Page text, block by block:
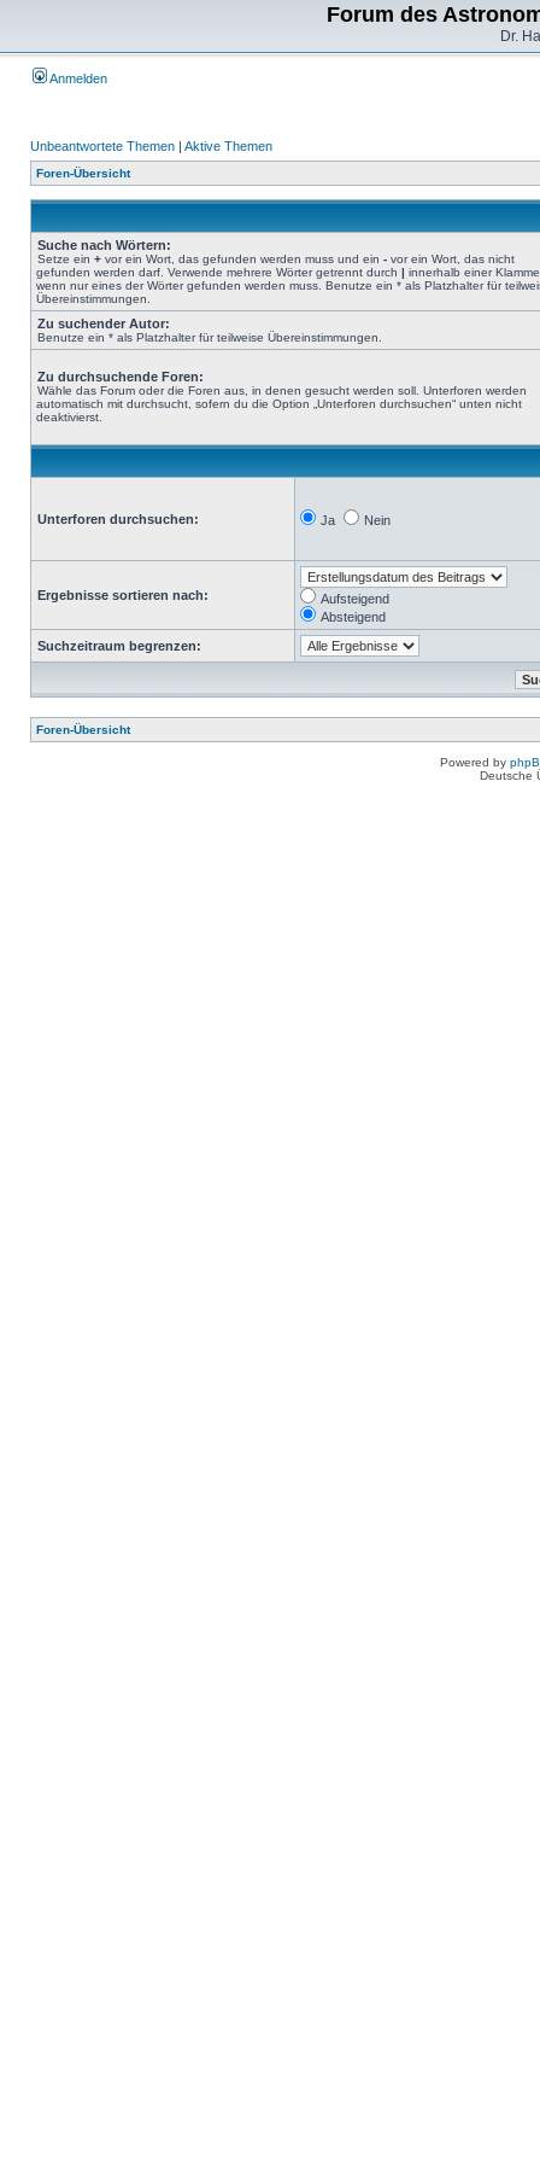
Forum des
Dr.
Anmelden
Unbeantwortete Themen | Aktive Themen
Foren-Übersicht
Suche nach Wörtern:
Setze ein + vor ein Wort, das gefunden werden muss und ein - vor ein Wort, das nicht
gefunden werden darf. Verwende mehrere Wörter getrennt durch | innerhalb einer
wenn nur eines der Wörter gefunden werden muss. Benutze ein * als Platzhalter für
Übereinstimmungen.
Zu suchender Autor:
Benutze ein * als Platzhalter für teilweise Übereinstimmungen.
Zu durchsuchende Foren:
Wähle das Forum oder die Foren aus, in denen gesucht werden soll. Unterforen werden
automatisch mit durchsucht, sofern du die Option „Unterforen durchsuchen“ unten nicht
deaktivierst.
Unterforen durchsuchen: Ja Nein
Ergebnisse sortieren nach:
Aufsteigend
Absteigend
Suchzeitraum begrenzen:
Foren-Übersicht
Powered by
Deutsche